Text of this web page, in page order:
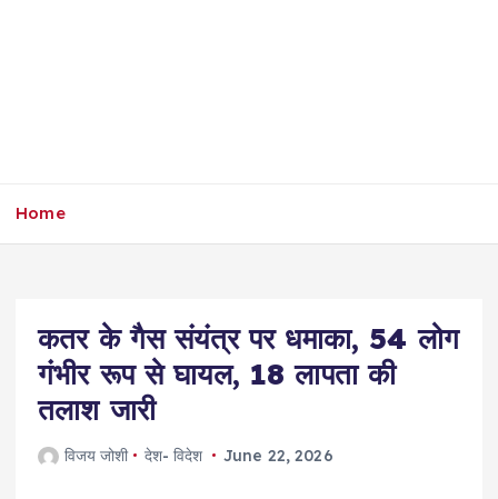
Home
कतर के गैस संयंत्र पर धमाका, 54 लोग
गंभीर रूप से घायल, 18 लापता की
तलाश जारी
विजय जोशी देश- विदेश June 22, 2026